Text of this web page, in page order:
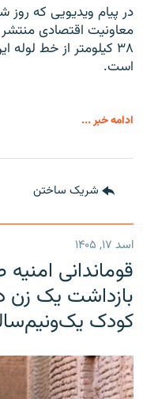
معاونیت اقتصادی
۳۸ کیلومتر از خط
است.
ادامه خبر ...
شریک ساختن
اسد ۱۷, ۱۴۰۵
قوماندانی
بازداشت یک زن
کودک